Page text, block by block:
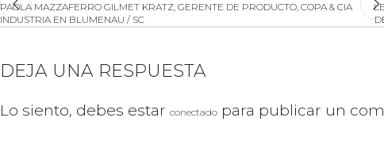
PAOLA MAZZAFERRO GILMET KRATZ, GERENTE DE PRODUCTO, COPA & CIA
INDUSTRIA EN BLUMENAU / SC
DEJA UNA RESPUESTA
Lo siento, debes estar conectado para publicar un